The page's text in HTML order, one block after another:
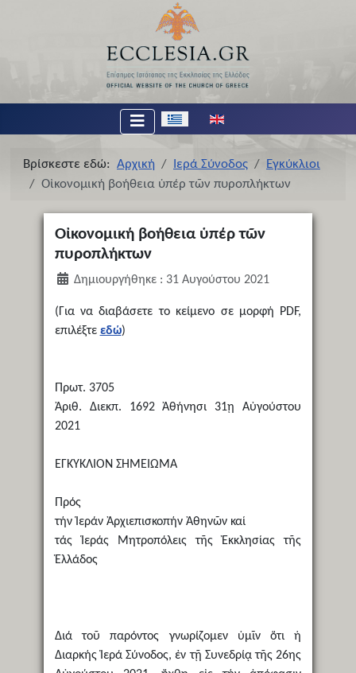
Επιλέξτε τη γλώσσα σας
Βρίσκεστε εδώ: Αρχική Ιερά Σύνοδος
Εγκύκλιοι
Οἰκονομική βοήθεια ὑπέρ τῶν πυροπλήκτων
Οἰκονομική βοήθεια ὑπέρ τῶν
πυροπλήκτων
Δημιουργήθηκε : 31 Αυγούστου 2021
(Για να διαβάσετε το κείμενο σε μορφή PDF,
επιλέξτε εδώ)
Πρωτ. 3705
Ἀριθ. Διεκπ. 1692 Ἀθήνησι 31ῃ Αὐγούστου
2021
ΕΓΚΥΚΛΙΟΝ ΣΗΜΕΙΩΜΑ
Πρός
τήν Ἱεράν Ἀρχιεπισκοπήν Ἀθηνῶν καί
τάς Ἱεράς Μητροπόλεις τῆς Ἐκκλησίας τῆς
Ἑλλάδος
Διά τοῦ παρόντος γνωρίζομεν ὑμῖν ὅτι ἡ
Διαρκής Ἱερά Σύνοδος, ἐν τῇ Συνεδρίᾳ τῆς 26ης